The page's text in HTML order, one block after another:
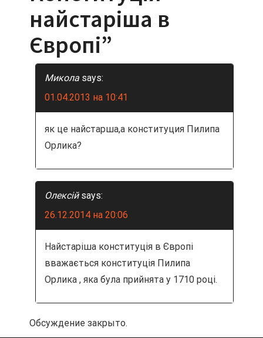
ц
и
а
и
м
найстаріша в
Європі”
Микола says:
01.04.2013 на 10:41
як це найстарша,а конституция Пилипа
Орлика?
Олексій says:
26.12.2014 на 20:06
Найстаріша конституція в Європі
вважається конституція Пилипа
Орлика , яка була прийнята у 1710 році.
Обсуждение закрыто.